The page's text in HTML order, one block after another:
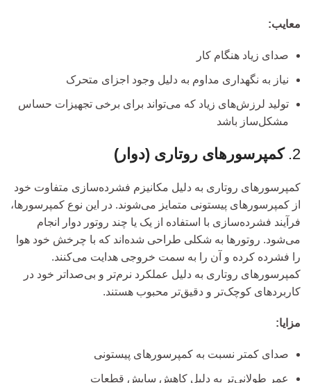
معایب:
صدای زیاد هنگام کار
نیاز به نگهداری مداوم به دلیل وجود اجزای متحرک
تولید لرزش‌های زیاد که می‌تواند برای برخی تجهیزات حساس
مشکل‌ساز باشد
2. کمپرسورهای روتاری (دوار)
کمپرسورهای روتاری به دلیل مکانیزم فشرده‌سازی متفاوت خود
از کمپرسورهای پیستونی متمایز می‌شوند. در این نوع کمپرسورها،
فرآیند فشرده‌سازی با استفاده از یک یا چند روتور دوار انجام
می‌شود. روتورها به شکلی طراحی شده‌اند که با چرخش خود هوا
را فشرده کرده و آن را به سمت خروجی هدایت می‌کنند.
کمپرسورهای روتاری به دلیل عملکرد نرم‌تر و بی‌صدا‌تر خود در
کاربردهای کوچک‌تر و دقیق‌تر محبوب هستند.
مزایا:
صدای کمتر نسبت به کمپرسورهای پیستونی
عمر طولانی‌تر به دلیل کاهش سایش قطعات